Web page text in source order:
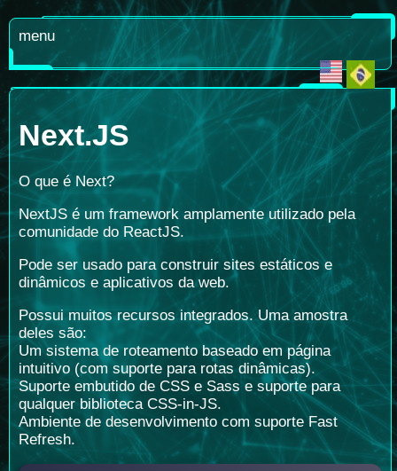
menu
Next.JS
O que é Next?
NextJS é um framework amplamente utilizado pela
comunidade do ReactJS.
Pode ser usado para construir sites estáticos e
dinâmicos e aplicativos da web.
Possui muitos recursos integrados. Uma amostra
deles são:
Um sistema de roteamento baseado em página
intuitivo (com suporte para rotas dinâmicas).
Suporte embutido de CSS e Sass e suporte para
qualquer biblioteca CSS-in-JS.
Ambiente de desenvolvimento com suporte Fast
Refresh.